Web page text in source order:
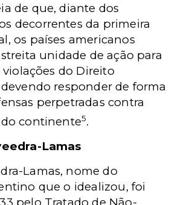
de que, diante dos
decorrentes da primeira
os países americanos
unidade de ação para
do Direito
responder de forma
perpetradas contra
continente5.
Lamas
Lamas, nome do
que o idealizou, foi